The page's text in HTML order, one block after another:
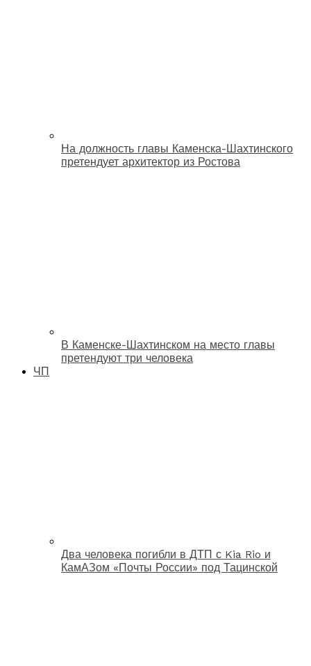
На должность главы Каменска-Шахтинского
претендует архитектор из Ростова
В Каменске-Шахтинском на место главы
претендуют три человека
ЧП
Два человека погибли в ДТП с Kia Rio и
КамАЗом «Почты России» под Тацинской